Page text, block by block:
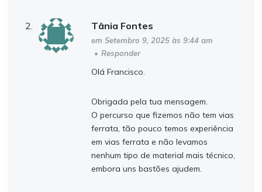
Tânia Fontes
em Setembro 9, 2025 às 9:44 am
• Responder
Olá Francisco.
Obrigada pela tua mensagem.
O percurso que fizemos não tem vias
ferrata, tão pouco temos experiência
em vias ferrata e não levamos
nenhum tipo de material mais técnico,
embora uns bastões ajudem.